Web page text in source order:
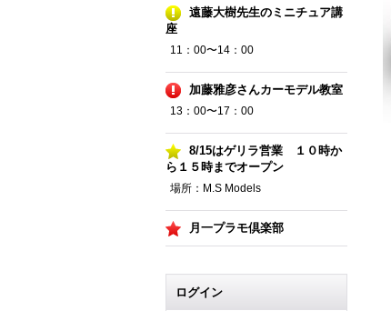
遠藤大樹先生のミニチュア講
座
11：00〜14：00
加藤雅彦さんカーモデル教室
13：00〜17：00
8/15はゲリラ営業 １０時か
ら１５時までオープン
場所：M.S Models
月一プラモ倶楽部
ログイン